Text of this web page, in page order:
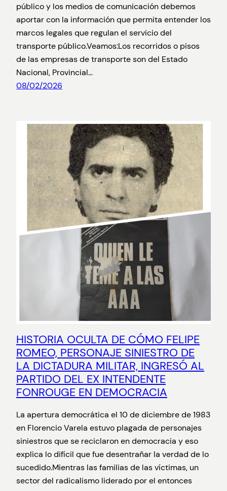
público y los medios de comunicación debemos
aportar con la información que permita entender los
marcos legales que regulan el servicio del
transporte público.Veamos:Los recorridos o pisos
de las empresas de transporte son del Estado
Nacional, Provincial…
08/02/2026
HISTORIA OCULTA DE CÓMO FELIPE
ROMEO, PERSONAJE SINIESTRO DE
LA DICTADURA MILITAR, INGRESÓ AL
PARTIDO DEL EX INTENDENTE
FONROUGE EN DEMOCRACIA
La apertura democrática el 10 de diciembre de 1983
en Florencio Varela estuvo plagada de personajes
siniestros que se reciclaron en democracia y eso
explica lo difícil que fue desentrañar la verdad de lo
sucedido.Mientras las familias de las víctimas, un
sector del radicalismo liderado por el entonces